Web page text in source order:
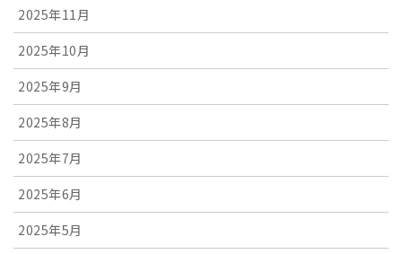
2025年11月
2025年10月
2025年9月
2025年8月
2025年7月
2025年6月
2025年5月